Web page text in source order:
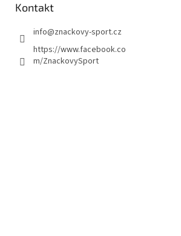
Kontakt
info@znackovy-sport.cz
https://www.facebook.co
m/ZnackovySport